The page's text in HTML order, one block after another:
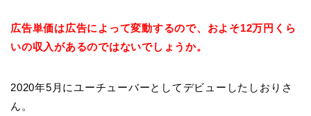
広告単価は広告によって変動するので、およそ12万円くら
いの収入があるのではないでしょうか。
2020年5月にユーチューバーとしてデビューしたしおりさ
ん。